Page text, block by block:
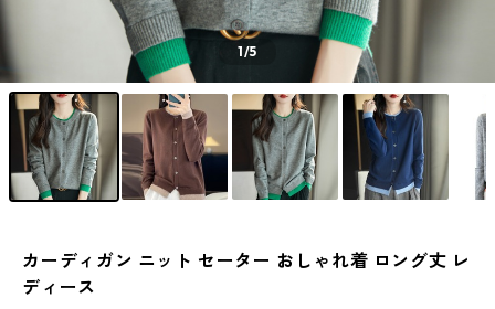
1/5
カーディガン ニット セーター おしゃれ着 ロング丈 レ
ディース